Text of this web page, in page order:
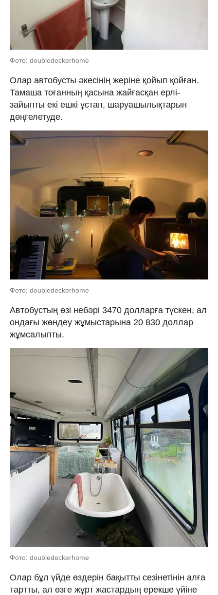
Фото: doubledeckerhome
Олар автобусты әкесінің жеріне қойып қойған.
Тамаша тоғанның қасына жайғасқан ерлі-
зайыпты екі ешкі ұстап, шаруашылықтарын
дөңгелетуде.
Фото: doubledeckerhome
Автобустың өзі небәрі 3470 долларға түскен, ал
ондағы жөндеу жұмыстарына 20 830 доллар
жұмсалыпты.
Фото: doubledeckerhome
Олар бұл үйде өздерін бақытты сезінетінін алға
тартты, ал өзге жұрт жастардың ерекше үйіне